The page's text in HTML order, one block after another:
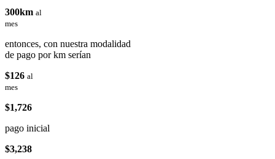
300km al
mes
entonces, con nuestra modalidad
de pago por km serían
$126 al
mes
$1,726
pago inicial
$3,238